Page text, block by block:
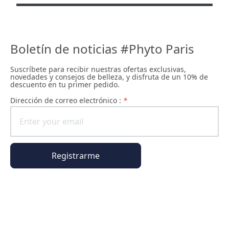
Boletín de noticias #Phyto Paris
Suscríbete para recibir nuestras ofertas exclusivas,
novedades y consejos de belleza, y disfruta de un 10% de
descuento en tu primer pedido.
Dirección de correo electrónico : *
Registrarme